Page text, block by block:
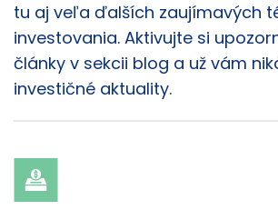
tu aj veľa ďalších zaujímavých
investovania. Aktivujte si
články v sekcii blog a už vám
investičné aktuality.